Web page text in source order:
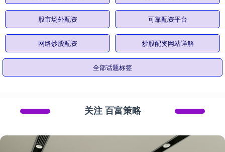
股市场外配资 可靠配资平台
网络炒股配资 炒股配资网站详解
全部话题标签
关注 百富策略